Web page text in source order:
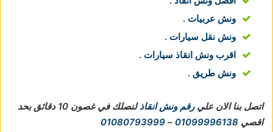
ونش عربيات .
ونش نقل سيارات .
اقرب ونش انقاذ سيارات .
ونش طريق .
اتصل بنا الان عليرقم ونش انقاذ
لنصلك في غصون 10 دقائق بحد
اقصي 01099996138
–
01080793999